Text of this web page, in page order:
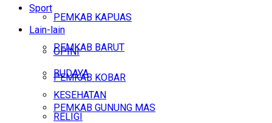
Sport
Lain-lain
OPINI
BUDAYA
KESEHATAN
RELIGI
PEMKAB KAPUAS
PEMKAB BARUT
PEMKAB KOBAR
PEMKAB GUNUNG MAS